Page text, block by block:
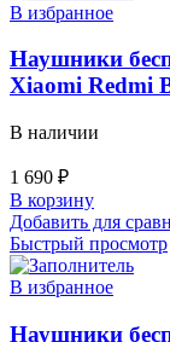
В избранное
Наушники
Xiaomi Redmi
В наличии
1 690 ₽
В корзину
Добавить для
Быстрый просмотр
В избранное
Наушники